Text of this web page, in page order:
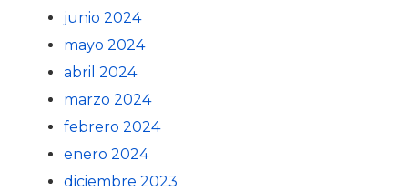
junio 2024
mayo 2024
abril 2024
marzo 2024
febrero 2024
enero 2024
diciembre 2023